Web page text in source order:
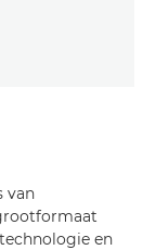
van
en